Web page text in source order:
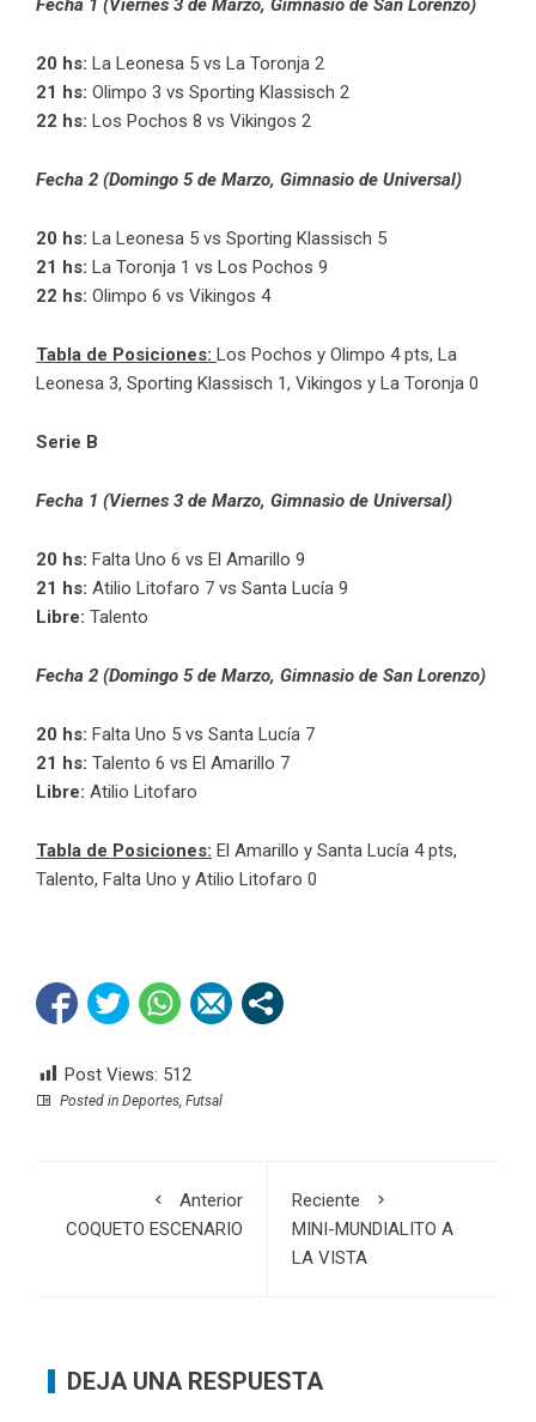
Fecha 1 (Viernes 3 de Marzo, Gimnasio de San Lorenzo)
20 hs: La Leonesa 5 vs La Toronja 2
21 hs: Olimpo 3 vs Sporting Klassisch 2
22 hs: Los Pochos 8 vs Vikingos 2
Fecha 2 (Domingo 5 de Marzo, Gimnasio de Universal)
20 hs: La Leonesa 5 vs Sporting Klassisch 5
21 hs: La Toronja 1 vs Los Pochos 9
22 hs: Olimpo 6 vs Vikingos 4
Tabla de Posiciones: Los Pochos y Olimpo 4 pts, La
Leonesa 3, Sporting Klassisch 1, Vikingos y La Toronja 0
Serie B
Fecha 1 (Viernes 3 de Marzo, Gimnasio de Universal)
20 hs: Falta Uno 6 vs El Amarillo 9
21 hs: Atilio Litofaro 7 vs Santa Lucía 9
Libre: Talento
Fecha 2 (Domingo 5 de Marzo, Gimnasio de San Lorenzo)
20 hs: Falta Uno 5 vs Santa Lucía 7
21 hs: Talento 6 vs El Amarillo 7
Libre: Atilio Litofaro
Tabla de Posiciones: El Amarillo y Santa Lucía 4 pts,
Talento, Falta Uno y Atilio Litofaro 0
Post Views: 512
Posted in Deportes, Futsal
Anterior
COQUETO ESCENARIO
Reciente
MINI-MUNDIALITO A
LA VISTA
DEJA UNA RESPUESTA